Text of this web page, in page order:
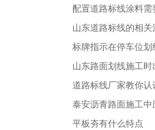
配置道路标线涂料
山东道路标线的相关
标牌指示在停车位
山东路面划线施工
道路标线厂家教你
泰安沥青路面施工
平板夯有什么特点